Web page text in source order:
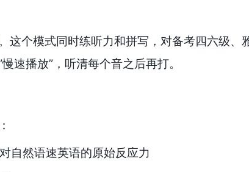
这个模式同时练听力和拼写，对备考四六级、
播放”，听清每个音之后再打。
自然语速英语的原始反应力